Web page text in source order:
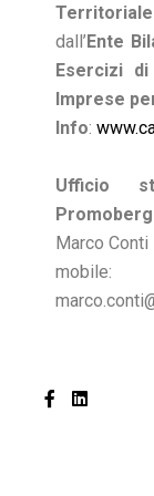
dall’Ente
Esercizi
Imprese
Info:
Ufficio
Promoberg
Marco Conti
mobile: